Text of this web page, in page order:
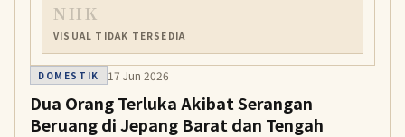
NHK
VISUAL TIDAK TERSEDIA
DOMESTIK 17 Jun 2026
Dua Orang Terluka Akibat Serangan
Beruang di Jepang Barat dan Tengah